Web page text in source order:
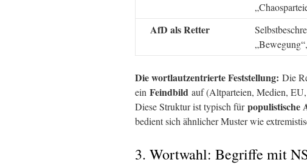
AfD als Retter
Die wortlautzentrierte Feststellung: Die
ein Feindbild auf (Altparteien, Medien,
Diese Struktur ist typisch fürpopulistische
bedient sich ähnlicher Muster wie
3. Wortwahl: Begriffe mit